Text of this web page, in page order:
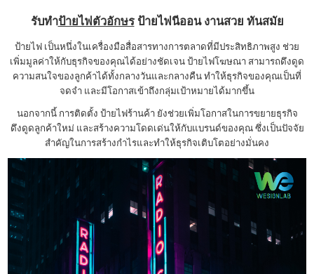
รับทำป้ายไฟตัวอักษรป้ายไฟนีออน งานสวย ทันสมัย
ป้ายไฟ เป็นหนึ่งในเครื่องมือสื่อสารทางการตลาดที่มีประสิทธิภาพสูง ช่วย
เพิ่มมูลค่าให้กับธุรกิจของคุณได้อย่างชัดเจน ป้ายไฟโฆษณา สามารถดึงดูด
ความสนใจของลูกค้าได้ทั้งกลางวันและกลางคืน ทำให้ธุรกิจของคุณเป็นที่
จดจำ และมีโอกาสเข้าถึงกลุ่มเป้าหมายได้มากขึ้น
นอกจากนี้ การติดตั้ง ป้ายไฟร้านค้า ยังช่วยเพิ่มโอกาสในการขยายธุรกิจ
ดึงดูดลูกค้าใหม่ และสร้างความโดดเด่นให้กับแบรนด์ของคุณ ซึ่งเป็นปัจจัย
สำคัญในการสร้างกำไรและทำให้ธุรกิจเติบโตอย่างมั่นคง